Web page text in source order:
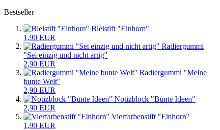
Bestseller
Bleistift "Einhorn"
1,90 EUR
Radiergummi
"Sei einzig und nicht artig"
2,90 EUR
Radiergummi "Meine
bunte Welt"
2,90 EUR
Notizblock "Bunte Ideen"
2,90 EUR
Vierfarbenstift "Einhorn"
1,90 EUR